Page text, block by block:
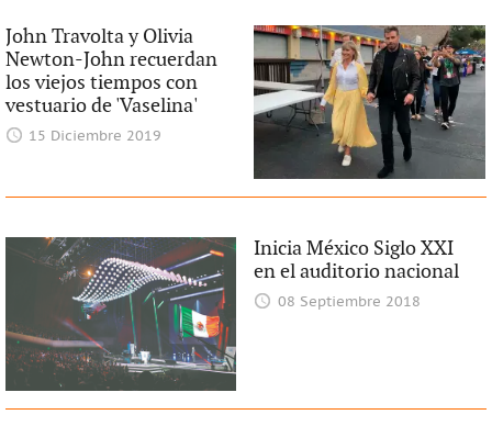
John Travolta y Olivia
Newton-John recuerdan
los viejos tiempos con
vestuario de 'Vaselina'
15 Diciembre 2019
Inicia México Siglo XXI
en el auditorio nacional
08 Septiembre 2018